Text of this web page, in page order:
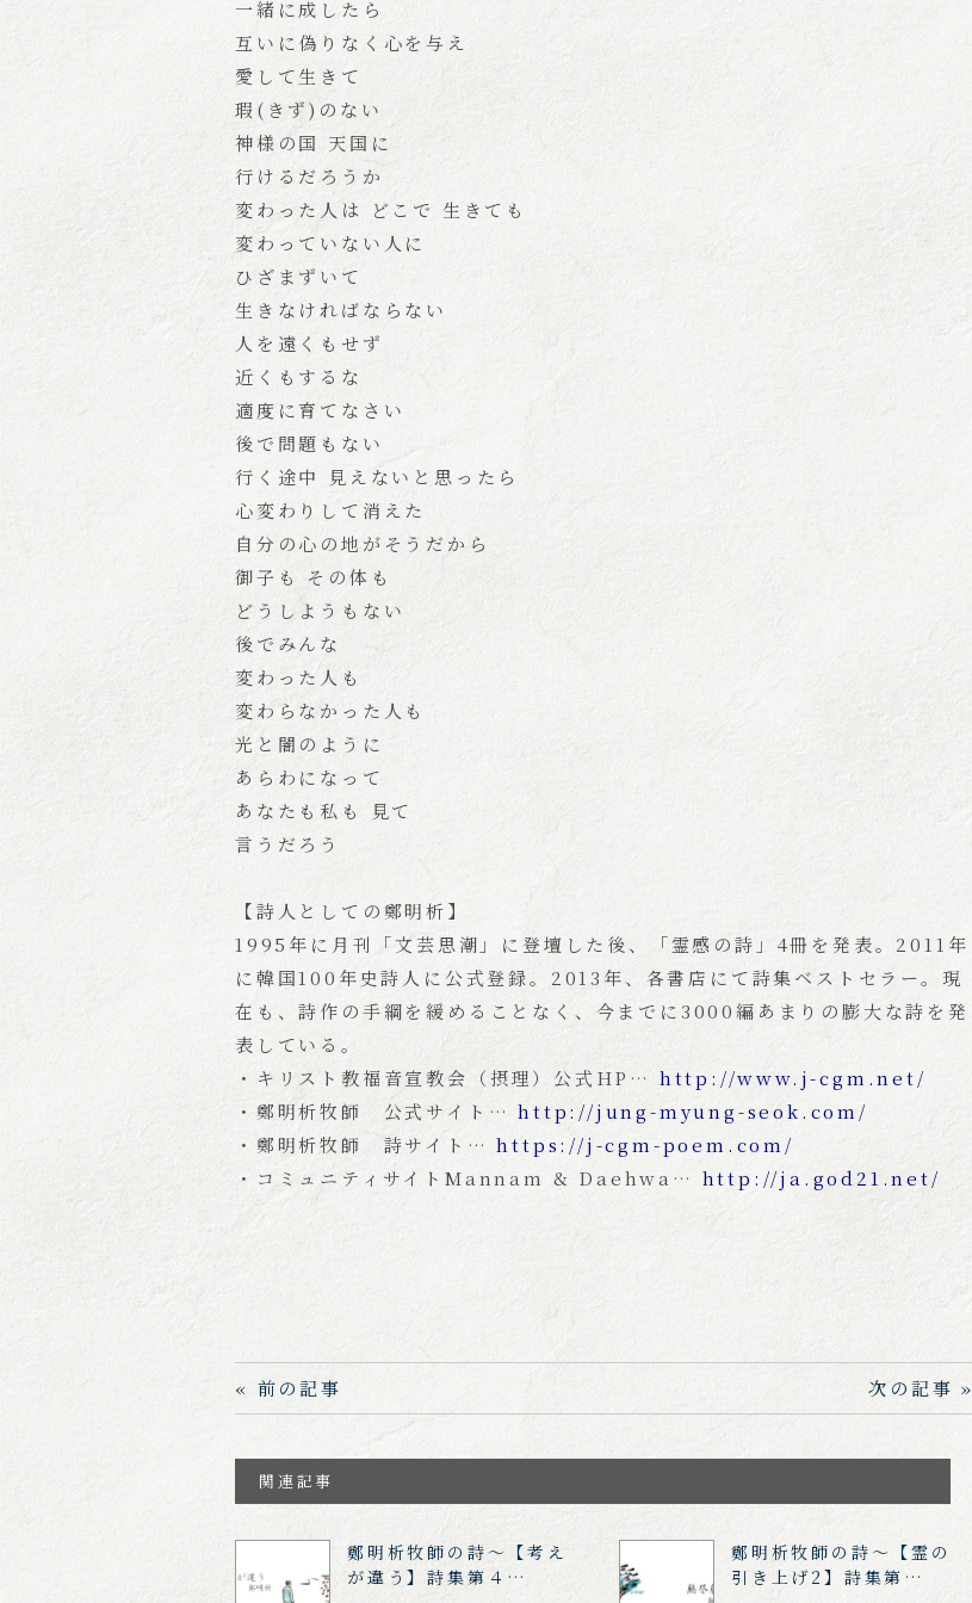
一緒に成したら
互いに偽りなく心を与え
愛して生きて
瑕(きず)のない
神様の国 天国に
行けるだろうか
変わった人は どこで 生きても
変わっていない人に
ひざまずいて
生きなければならない
人を遠くもせず
近くもするな
適度に育てなさい
後で問題もない
行く途中 見えないと思ったら
心変わりして消えた
自分の心の地がそうだから
御子も その体も
どうしようもない
後でみんな
変わった人も
変わらなかった人も
光と闇のように
あらわになって
あなたも私も 見て
言うだろう
【詩人としての鄭明析】
1995年に月刊「文芸思潮」に登壇した後、「霊感の詩」4冊を発表。2011年
に韓国100年史詩人に公式登録。2013年、各書店にて詩集ベストセラー。現
在も、詩作の手綱を緩めることなく、今までに3000編あまりの膨大な詩を発
表している。
・キリスト教福音宣教会（摂理）公式HP… http://www.j-cgm.net/
・鄭明析牧師 公式サイト…http://jung-myung-seok.com/
・鄭明析牧師 詩サイト…https://j-cgm-poem.com/
・コミュニティサイトMannam & Daehwa… http://ja.god21.net/
« 前の記事 次の記事 »
関連記事
鄭明析牧師の詩～【考え
が違う】詩集第４…
鄭明析牧師の詩～【霊の
引き上げ2】詩集第…